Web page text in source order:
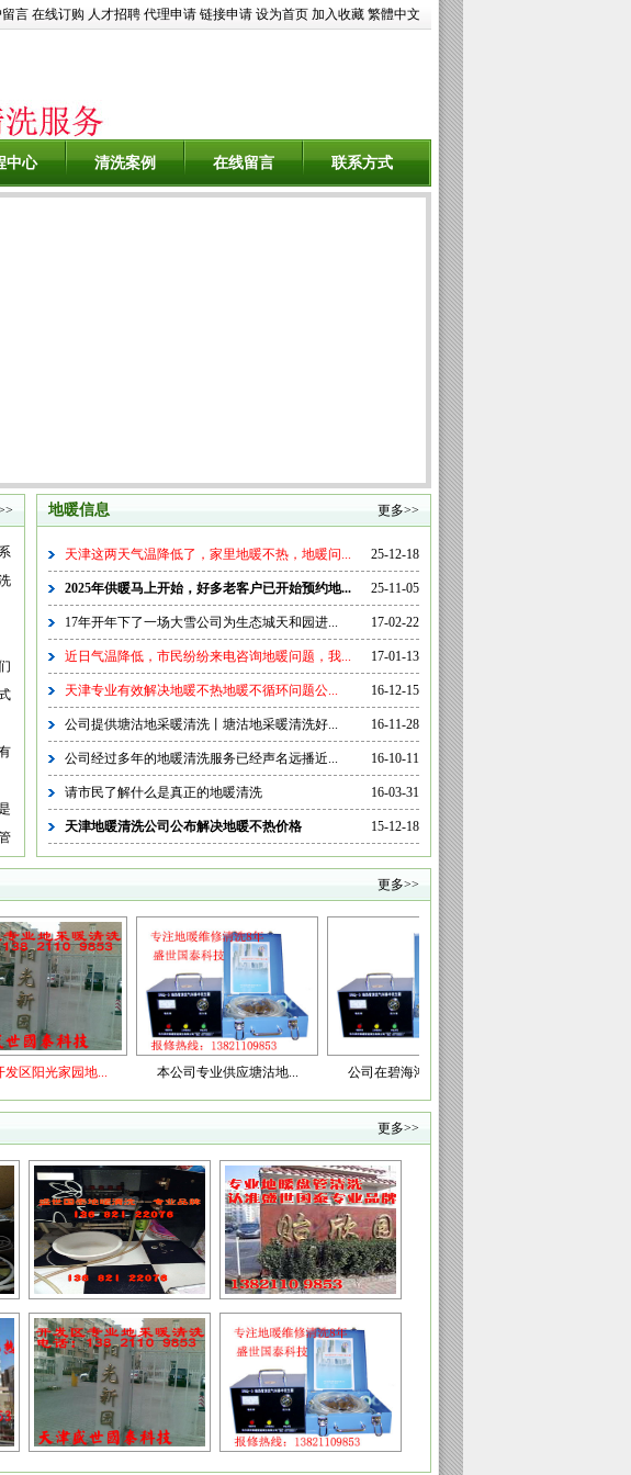
言 在线订购 人才招聘 代理申请 链接申请 设为首页 加入收藏 繁體中文
中心 清洗案例 在线留言 联系方式
更多>>
地暖信息
25-12-18
天津这两天气温降低了，家里地暖不热，地暖问...
25-11-05
2025年供暖马上开始，好多老客户已开始预约地...
17-02-22
17年开年下了一场大雪公司为生态城天和园进...
17-01-13
近日气温降低，市民纷纷来电咨询地暖问题，我...
16-12-15
天津专业有效解决地暖不热地暖不循环问题公...
16-11-28
公司提供塘沽地采暖清洗丨塘沽地采暖清洗好...
16-10-11
公司经过多年的地暖清洗服务已经声名远播近...
16-03-31
请市民了解什么是真正的地暖清洗
15-12-18
天津地暖清洗公司公布解决地暖不热价格
更多>>
家园地... 本公司专业供应塘沽地... 公司在碧海鸿庭精心解...
更多>>